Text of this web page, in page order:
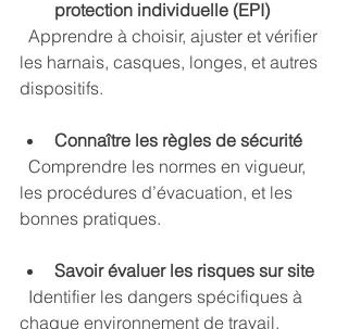
protection individuelle (EPI)
les harnais, casques, longes, et autres
dispositifs.
Connaître les règles de sécurité
les procédures d’évacuation, et les
bonnes pratiques.
Savoir évaluer les risques sur site
chaque environnement de travail.